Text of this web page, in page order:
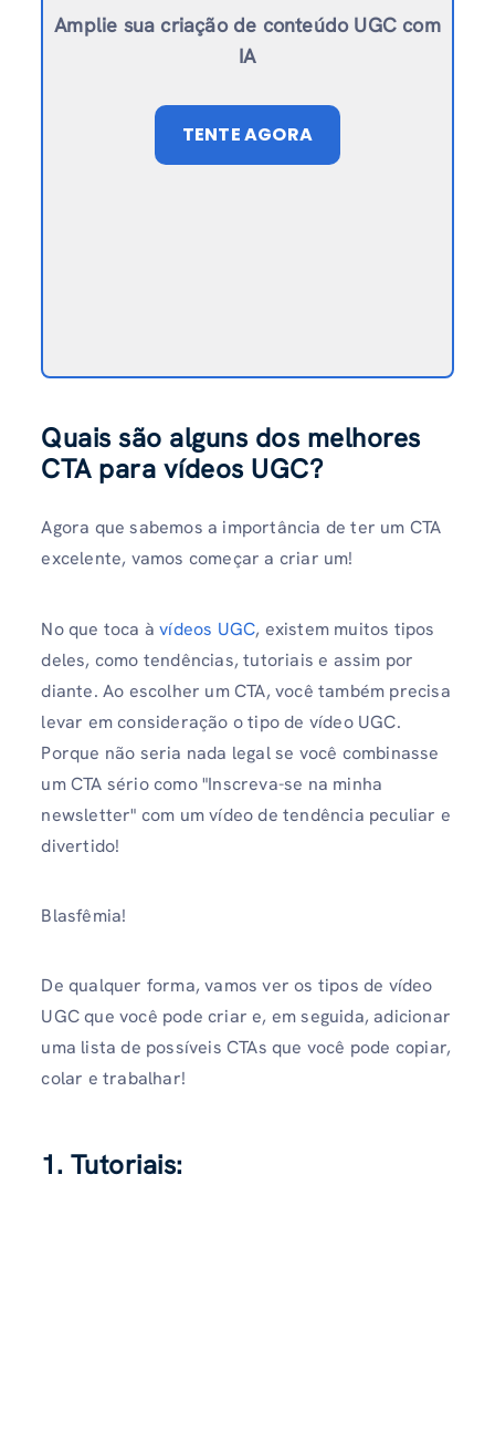
Amplie sua criação de conteúdo UGC com
IA
TENTE AGORA
Quais são alguns dos melhores
CTA para vídeos UGC?
Agora que sabemos a importância de ter um CTA
excelente, vamos começar a criar um!
No que toca à vídeos UGC, existem muitos tipos
deles, como tendências, tutoriais e assim por
diante. Ao escolher um CTA, você também precisa
levar em consideração o tipo de vídeo UGC.
Porque não seria nada legal se você combinasse
um CTA sério como "Inscreva-se na minha
newsletter" com um vídeo de tendência peculiar e
divertido!
Blasfêmia!
De qualquer forma, vamos ver os tipos de vídeo
UGC que você pode criar e, em seguida, adicionar
uma lista de possíveis CTAs que você pode copiar,
colar e trabalhar!
1. Tutoriais: